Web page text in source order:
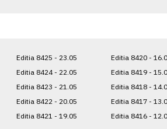
Editia 8425 - 23.05
Editia 8424 - 22.05
Editia 8423 - 21.05
Editia 8422 - 20.05
Editia 8421 - 19.05
Editia 8420 -
Editia 8419 -
Editia 8418 -
Editia 8417 -
Editia 8416 -